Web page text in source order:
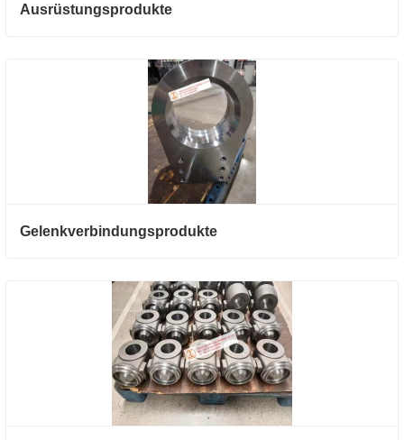
Ausrüstungsprodukte
Gelenkverbindungsprodukte